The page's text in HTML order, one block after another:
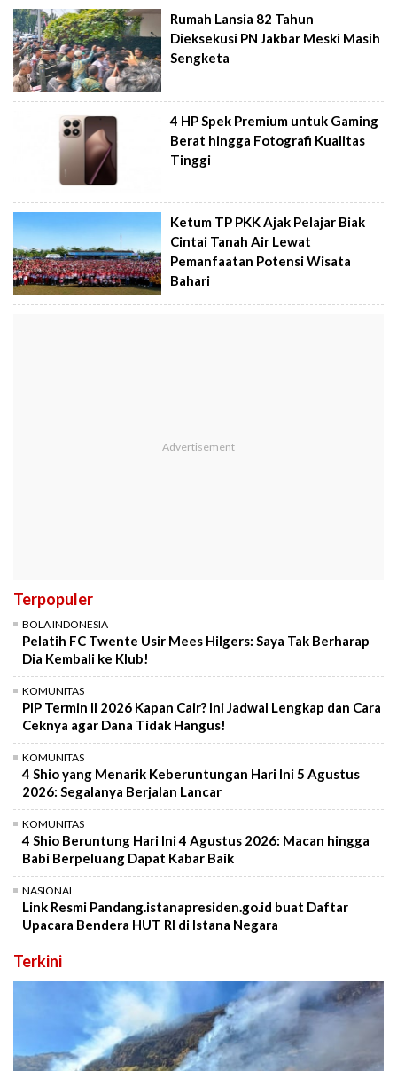
Rumah Lansia 82 Tahun
Dieksekusi PN Jakbar Meski Masih
Sengketa
4 HP Spek Premium untuk Gaming
Berat hingga Fotografi Kualitas
Tinggi
Ketum TP PKK Ajak Pelajar Biak
Cintai Tanah Air Lewat
Pemanfaatan Potensi Wisata
Bahari
Terpopuler
BOLA INDONESIA
Pelatih FC Twente Usir Mees Hilgers: Saya Tak Berharap
Dia Kembali ke Klub!
KOMUNITAS
PIP Termin II 2026 Kapan Cair? Ini Jadwal Lengkap dan Cara
Ceknya agar Dana Tidak Hangus!
KOMUNITAS
4 Shio yang Menarik Keberuntungan Hari Ini 5 Agustus
2026: Segalanya Berjalan Lancar
KOMUNITAS
4 Shio Beruntung Hari Ini 4 Agustus 2026: Macan hingga
Babi Berpeluang Dapat Kabar Baik
NASIONAL
Link Resmi Pandang.istanapresiden.go.id buat Daftar
Upacara Bendera HUT RI di Istana Negara
Terkini